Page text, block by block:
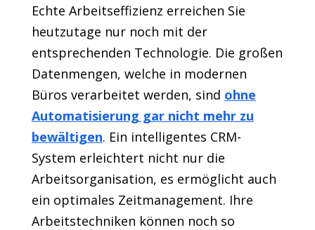
Echte Arbeitseffizienz erreichen Sie
heutzutage nur noch mit der
entsprechenden Technologie. Die großen
Datenmengen, welche in modernen
Büros verarbeitet werden, sind ohne
Automatisierung gar nicht mehr zu
bewältigen. Ein intelligentes CRM-
System erleichtert nicht nur die
Arbeitsorganisation, es ermöglicht auch
ein optimales Zeitmanagement. Ihre
Arbeitstechniken können noch so